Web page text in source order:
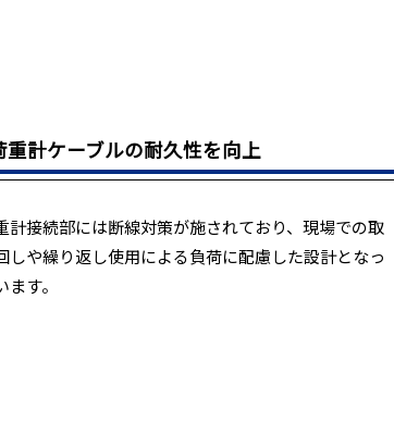
重計ケーブルの耐久性を向上
計接続部には断線対策が施されており、現場での取
しや繰り返し使用による負荷に配慮した設計となっ
ます。